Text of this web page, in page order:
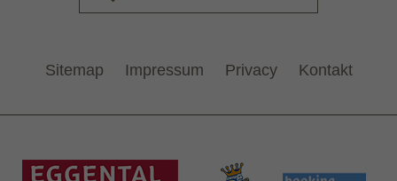
Sitemap Impressum Privacy Kontakt